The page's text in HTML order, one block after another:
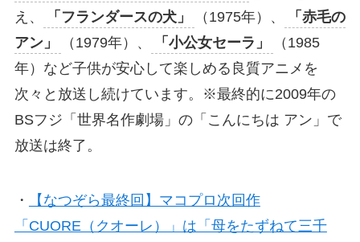
え、
「フランダースの犬」 （1975年）、
「赤毛の
アン」
（1979年）、 「小公女セーラ」
（1985
年）など子供が安心して楽しめる良質アニメを
次々と放送し続けています。※最終的に2009年の
BSフジ「世界名作劇場」の「こんにちは アン」で
放送は終了。
・
【なつぞら最終回】マコプロ次回作
「CUORE（クオーレ）」は「母をたずねて三千